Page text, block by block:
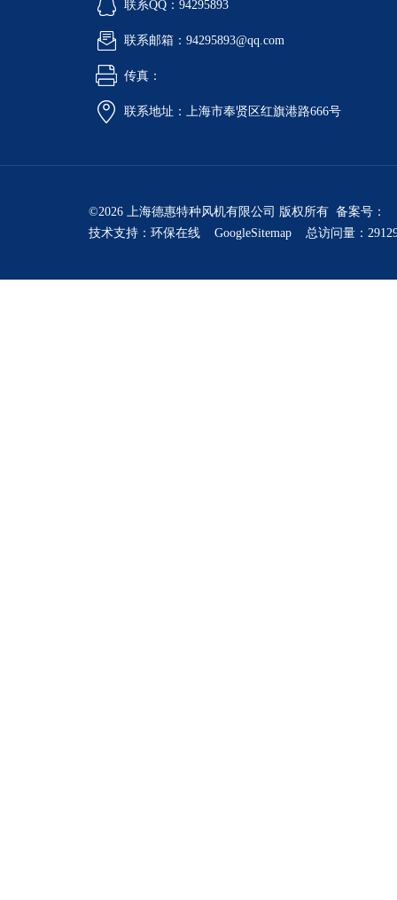
联系QQ：94295893
联系邮箱：94295893@qq.com
传真：
联系地址：上海市奉贤区红旗港路666号
©2026 上海德惠特种风机有限公司 版权所有 备案号：
技术支持： 环保在线 GoogleSitemap 总访问量：